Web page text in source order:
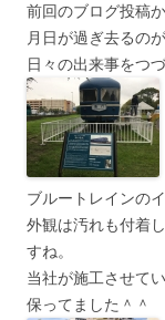
前回のブログ投稿
月日が過ぎ去るの
日々の出来事をつ
ブルートレインの
外観は汚れも付着
すね。
当社が施工させて
保ってました＾＾